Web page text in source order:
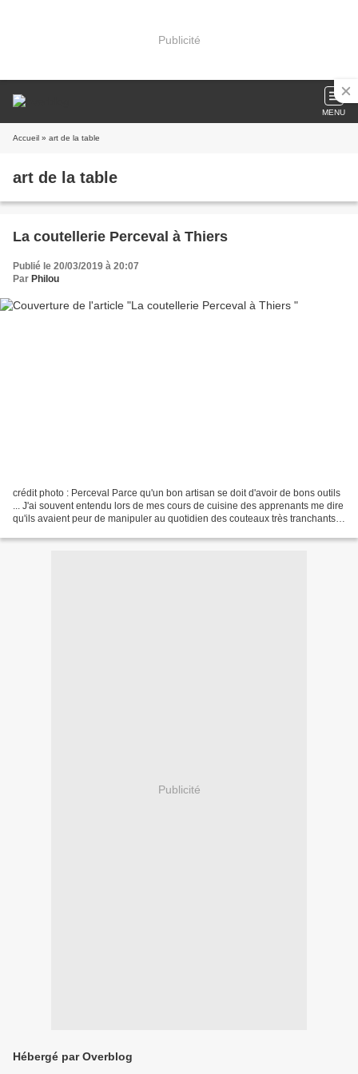
Publicité
MENU
Accueil » art de la table
art de la table
La coutellerie Perceval à Thiers
Publié le 20/03/2019 à 20:07
Par Philou
crédit photo : Perceval Parce qu'un bon artisan se doit d'avoir de bons outils
... J'ai souvent entendu lors de mes cours de cuisine des apprenants me dire
qu'ils avaient peur de manipuler au quotidien des couteaux très tranchants.
Publicité
Hébergé par Overblog